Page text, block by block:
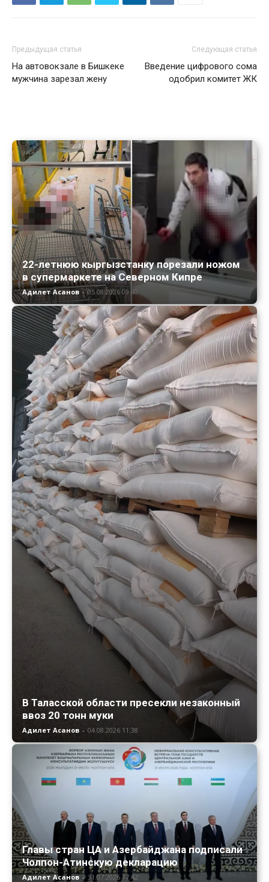
Предыдущая статья
На автовокзале в Бишкеке
мужчина зарезал жену
Следующая статья
Введение цифрового сома
одобрил комитет ЖК
22-летнюю кыргызстанку порезали ножом
в супермаркете на Северном Кипре
Адилет Асанов - 05.08.2026 09:40
В Таласской области пресекли незаконный
ввоз 20 тонн муки
Адилет Асанов - 04.08.2026 11:38
Главы стран ЦА и Азербайджана подписали
Чолпон-Атинскую декларацию
Адилет Асанов - 31.07.2026 17:42